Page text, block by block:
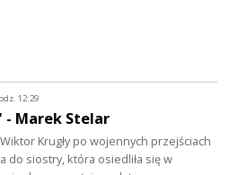
12:29
- Marek Stelar
Krugły po wojennych przejściach
do siostry, która osiedliła się w